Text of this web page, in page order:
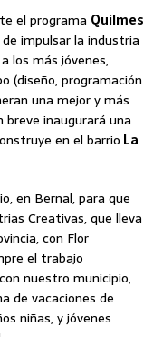
el programa Quilmes
impulsar la industria
los más jóvenes,
(diseño, programación
una mejor y más
breve inaugurará una
en el barrio La
en Bernal, para que
Creativas, que lleva
con Flor
el trabajo
nuestro municipio,
de vacaciones de
niñas, y jóvenes